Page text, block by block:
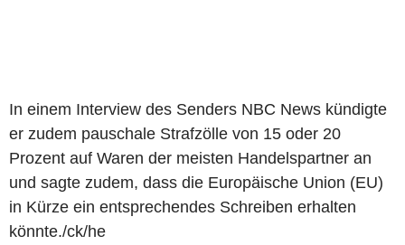
In einem Interview des Senders NBC News kündigte
er zudem pauschale Strafzölle von 15 oder 20
Prozent auf Waren der meisten Handelspartner an
und sagte zudem, dass die Europäische Union (EU)
in Kürze ein entsprechendes Schreiben erhalten
könnte./ck/he